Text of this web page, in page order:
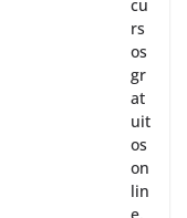
cu
rs
os
gr
at
uit
os
on
lin